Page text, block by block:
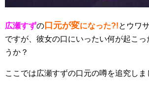
広瀬すずの口元が変になった?!とウワ
ですが、彼女の口にいったい何が起こっ
うか？
ここでは広瀬すずの口元の噂を追究しま